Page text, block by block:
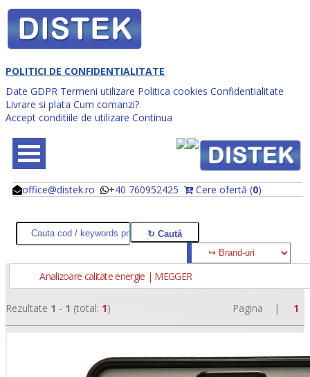
POLITICI DE CONFIDENTIALITATE
Date GDPR Termeni utilizare Politica cookies Confidentialitate
Livrare si plata Cum comanzi?
Accept conditiile de utilizare Continua
office@distek.ro +40 760952425 Cere ofertă (0)
@
@
Analizoare calitate energie | MEGGER
Rezultate 1 - 1 (total: 1) Pagina | 1